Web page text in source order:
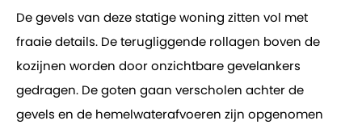
De gevels van deze statige woning zitten vol met
fraaie details. De terugliggende rollagen boven de
kozijnen worden door onzichtbare gevelankers
gedragen. De goten gaan verscholen achter de
gevels en de hemelwaterafvoeren zijn opgenomen